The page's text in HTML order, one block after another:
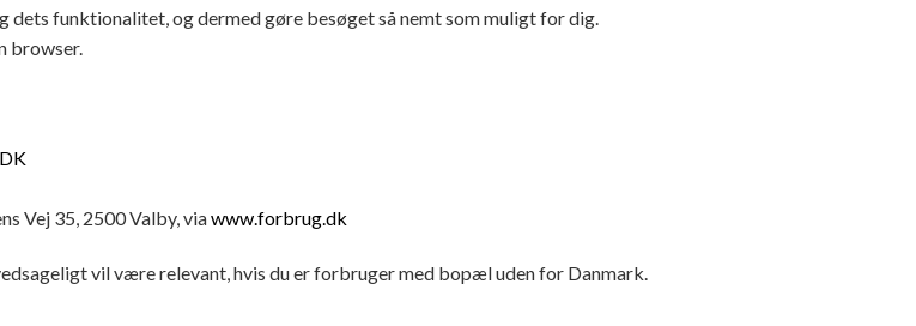
funktionalitet, og dermed gøre besøget så nemt som muligt for dig.
browser.
Vej 35, 2500 Valby, viawww.forbrug.dk
vil være relevant, hvis du er forbruger med bopæl uden for Danmark.